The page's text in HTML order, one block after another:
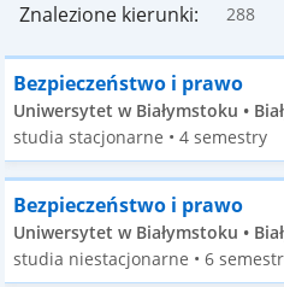
Znalezione kierunki: 288
Bezpieczeństwo i prawo
Uniwersytet w Białymstoku •
studia stacjonarne • 4 semestry
Bezpieczeństwo i prawo
Uniwersytet w Białymstoku •
studia niestacjonarne • 6